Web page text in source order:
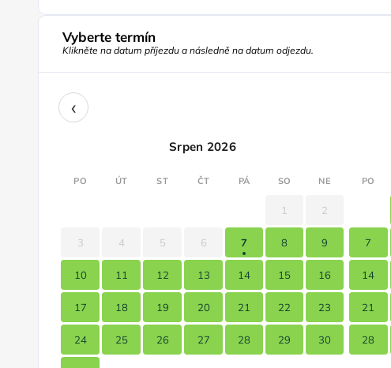
Vyberte termín
Klikněte na datum příjezdu a následně na datum odjezdu.
‹
Srpen 2026
PO ÚT ST ČT PÁ SO NE
1 2
3 4 5 6 7 8 9
10 11 12 13 14 15 16
17 18 19 20 21 22 23
24 25 26 27 28 29 30
PO
7
14
21
28